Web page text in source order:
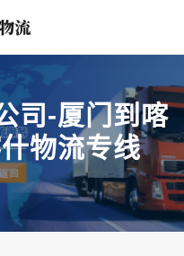
司-厦门到喀
物流专线